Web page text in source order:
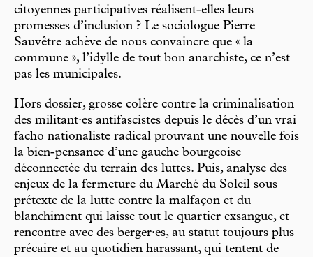
citoyennes participatives réalisent-elles leurs
promesses d’inclusion ? Le sociologue Pierre
Sauvêtre achève de nous convaincre que « la
commune », l’idylle de tout bon anarchiste, ce n’est
pas les municipales.
Hors dossier, grosse colère contre la criminalisation
des militant·es antifascistes depuis le décès d’un vrai
facho nationaliste radical prouvant une nouvelle fois
la bien-pensance d’une gauche bourgeoise
déconnectée du terrain des luttes. Puis, analyse des
enjeux de la fermeture du Marché du Soleil sous
prétexte de la lutte contre la malfaçon et du
blanchiment qui laisse tout le quartier exsangue, et
rencontre avec des berger·es, au statut toujours plus
précaire et au quotidien harassant, qui tentent de